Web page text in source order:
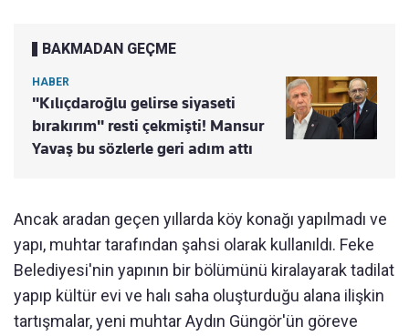
BAKMADAN GEÇME
HABER
"Kılıçdaroğlu gelirse siyaseti
bırakırım" resti çekmişti! Mansur
Yavaş bu sözlerle geri adım attı
Ancak aradan geçen yıllarda köy konağı yapılmadı ve
yapı, muhtar tarafından şahsi olarak kullanıldı. Feke
Belediyesi'nin yapının bir bölümünü kiralayarak tadilat
yapıp kültür evi ve halı saha oluşturduğu alana ilişkin
tartışmalar, yeni muhtar Aydın Güngör'ün göreve